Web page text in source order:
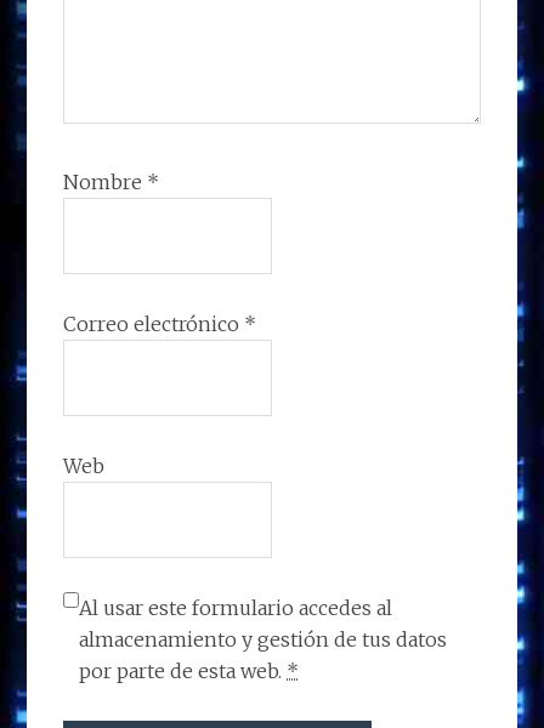
Nombre *
Correo electrónico *
Web
Al usar este formulario accedes al
almacenamiento y gestión de tus datos
por parte de esta web. *